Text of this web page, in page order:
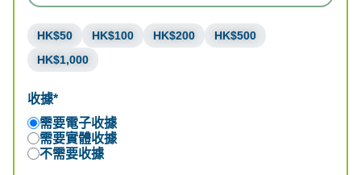
HK$50 HK$100 HK$200
HK$500
HK$1,000
收據*
需要電子收據
需要實體收據
不需要收據